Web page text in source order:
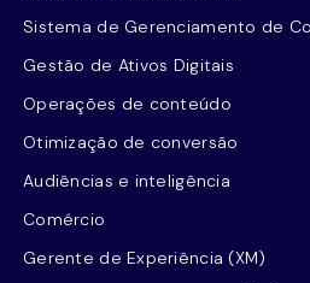
Sistema de Gerenciamento de
Gestão de Ativos Digitais
Operações de conteúdo
Otimização de conversão
Audiências e inteligência
Comércio
Gerente de Experiência (XM)